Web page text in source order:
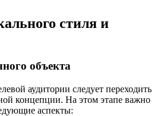
стиля и
объекта
аудитории следует переходить
концепции. На этом этапе важно
аспекты: